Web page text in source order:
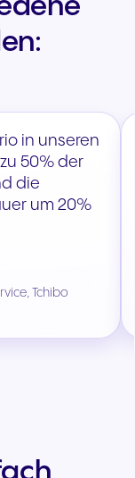
in unseren
50% der
die
um 20%
Tchibo